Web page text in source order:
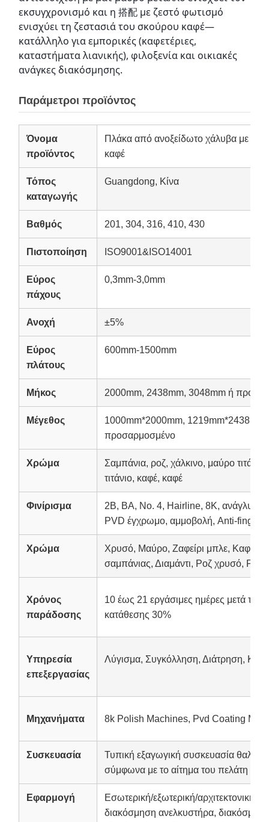
εκσυγχρονισμό και η 搭配 με ζεστό φωτισμό
ενισχύει τη ζεστασιά του σκούρου καφέ—
κατάλληλο για εμπορικές (καφετέριες,
καταστήματα λιανικής), φιλοξενία και οικιακές
ανάγκες διακόσμησης.
Παράμετροι προϊόντος
Όνομα
προϊόντος
Πλάκα από ανοξείδωτο χάλυβα με
καφέ
Τόπος
καταγωγής
Guangdong, Κίνα
Βαθμός 201, 304, 316, 410, 430
Πιστοποίηση ISO9001&ISO14001
Εύρος
πάχους
0,3mm-3,0mm
Ανοχή ±5%
Εύρος
πλάτους
600mm-1500mm
Μήκος 2000mm, 2438mm, 3048mm ή
Μέγεθος
1000mm*2000mm,
προσαρμοσμένο
Χρώμα
Σαμπάνια, ροζ, χάλκινο, μαύρο τιτάνιο,
τιτάνιο, καφέ, καφέ
Φινίρισμα
2B, BA, No. 4, Hairline, 8K,
PVD έγχρωμο, αμμοβολή, Anti-
Χρώμα
Χρυσό, Μαύρο, Ζαφείρι μπλε, Καφέ,
σαμπάνιας, Διαμάντι, Ροζ χρυσό, Ροζ
Χρόνος
παράδοσης
10 έως 21 εργάσιμες ημέρες μετά την
κατάθεσης 30%
Υπηρεσία
επεξεργασίας
Λύγισμα, Συγκόλληση, Διάτρηση,
Μηχανήματα 8k Polish Machines, Pvd Coating
Συσκευασία
Τυπική εξαγωγική συσκευασία
σύμφωνα με το αίτημα του πελάτη
Εφαρμογή
Εσωτερική/εξωτερική/αρχιτεκτονική/
διακόσμηση ανελκυστήρα,